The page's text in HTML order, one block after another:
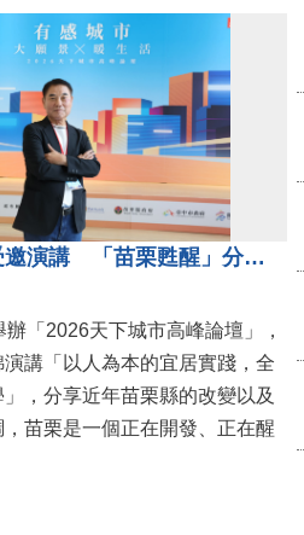
苗栗縣長鍾東錦受邀演講 「苗栗甦醒」分享近年轉變
「2026天下城市高峰論壇」，
講「以人為本的宜居實踐，全
，分享近年苗栗縣的改變以及
苗栗是一個正在開發、正在醒